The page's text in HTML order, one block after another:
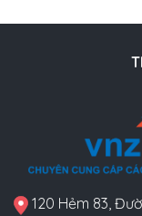
120 Hẻm 83,